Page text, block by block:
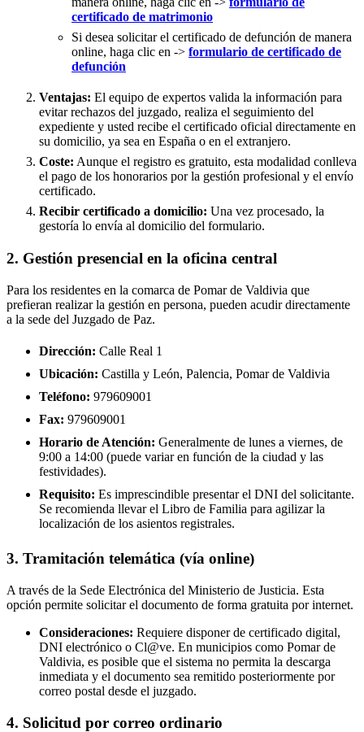
certificado de matrimonio
Si desea solicitar el certificado de defunción de manera
online, haga clic en -> formulario de certificado de
defunción
Ventajas: El equipo de expertos valida la información para
evitar rechazos del juzgado, realiza el seguimiento del
expediente y usted recibe el certificado oficial directamente en
su domicilio, ya sea en España o en el extranjero.
Coste: Aunque el registro es gratuito, esta modalidad conlleva
el pago de los honorarios por la gestión profesional y el envío
certificado.
Recibir certificado a domicilio: Una vez procesado, la
gestoría lo envía al domicilio del formulario.
2. Gestión presencial en la oficina central
Para los residentes en la comarca de Pomar de Valdivia que
prefieran realizar la gestión en persona, pueden acudir directamente
a la sede del Juzgado de Paz.
Dirección: Calle Real 1
Ubicación: Castilla y León, Palencia, Pomar de Valdivia
Teléfono: 979609001
Fax: 979609001
Horario de Atención: Generalmente de lunes a viernes, de
9:00 a 14:00 (puede variar en función de la ciudad y las
festividades).
Requisito: Es imprescindible presentar el DNI del solicitante.
Se recomienda llevar el Libro de Familia para agilizar la
localización de los asientos registrales.
3. Tramitación telemática (vía online)
A través de la Sede Electrónica del Ministerio de Justicia. Esta
opción permite solicitar el documento de forma gratuita por internet.
Consideraciones: Requiere disponer de certificado digital,
DNI electrónico o Cl@ve. En municipios como Pomar de
Valdivia, es posible que el sistema no permita la descarga
inmediata y el documento sea remitido posteriormente por
correo postal desde el juzgado.
4. Solicitud por correo ordinario